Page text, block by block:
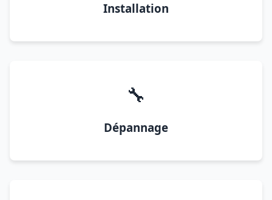
Installation
🔧
Dépannage